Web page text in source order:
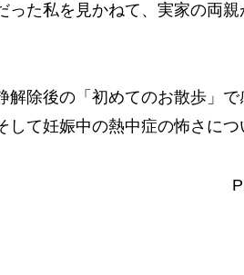
った私を見かねて、実家の両
解除後の「初めてのお散歩」
して妊娠中の熱中症の怖さにつ